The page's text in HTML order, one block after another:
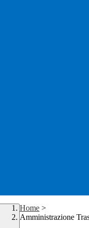
Home >
Amministrazione